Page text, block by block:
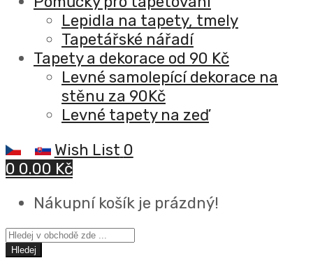
Lepidla na tapety, tmely
Tapetářské nářadí
Tapety a dekorace od 90 Kč
Levné samolepící dekorace na
stěnu za 90Kč
Levné tapety na zeď
Wish List 0
0 0.00 Kč
Nákupní košík je prázdný!
Hledej